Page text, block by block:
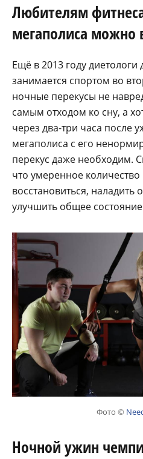
Любителям
мегаполиса можно
Ещё в 2013 году диетологи
занимается спортом во
ночные перекусы не
самым отходом ко сну, а
через два-три часа после
мегаполиса с его
перекус даже необходим.
что умеренное
восстановиться, наладить
улучшить общее
Фото ©
Ночной ужин